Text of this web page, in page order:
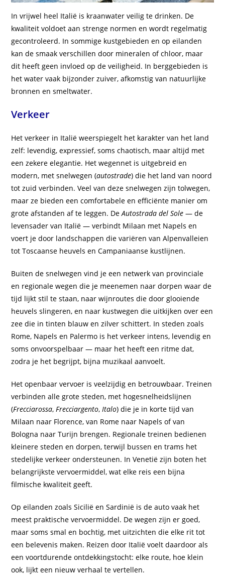
In vrijwel heel Italië is kraanwater veilig te drinken. De
kwaliteit voldoet aan strenge normen en wordt regelmatig
gecontroleerd. In sommige kustgebieden en op eilanden
kan de smaak verschillen door mineralen of chloor, maar
dit heeft geen invloed op de veiligheid. In berggebieden is
het water vaak bijzonder zuiver, afkomstig van natuurlijke
bronnen en smeltwater.
Verkeer
Het verkeer in Italië weerspiegelt het karakter van het land
zelf: levendig, expressief, soms chaotisch, maar altijd met
een zekere elegantie. Het wegennet is uitgebreid en
modern, met snelwegen (autostrade) die het land van noord
tot zuid verbinden. Veel van deze snelwegen zijn tolwegen,
maar ze bieden een comfortabele en efficiënte manier om
grote afstanden af te leggen. DeAutostrada del Sole — de
levensader van Italië — verbindt Milaan met Napels en
voert je door landschappen die variëren van Alpenvalleien
tot Toscaanse heuvels en Campaniaanse kustlijnen.
Buiten de snelwegen vind je een netwerk van provinciale
en regionale wegen die je meenemen naar dorpen waar de
tijd lijkt stil te staan, naar wijnroutes die door glooiende
heuvels slingeren, en naar kustwegen die uitkijken over een
zee die in tinten blauw en zilver schittert. In steden zoals
Rome, Napels en Palermo is het verkeer intens, levendig en
soms onvoorspelbaar — maar het heeft een ritme dat,
zodra je het begrijpt, bijna muzikaal aanvoelt.
Het openbaar vervoer is veelzijdig en betrouwbaar. Treinen
verbinden alle grote steden, met hogesnelheidslijnen
(Frecciarossa, Frecciargento, Italo) die je in korte tijd van
Milaan naar Florence, van Rome naar Napels of van
Bologna naar Turijn brengen. Regionale treinen bedienen
kleinere steden en dorpen, terwijl bussen en trams het
stedelijke verkeer ondersteunen. In Venetië zijn boten het
belangrijkste vervoermiddel, wat elke reis een bijna
filmische kwaliteit geeft.
Op eilanden zoals Sicilië en Sardinië is de auto vaak het
meest praktische vervoermiddel. De wegen zijn er goed,
maar soms smal en bochtig, met uitzichten die elke rit tot
een belevenis maken. Reizen door Italië voelt daardoor als
een voortdurende ontdekkingstocht: elke route, hoe klein
ook, lijkt een nieuw verhaal te vertellen.